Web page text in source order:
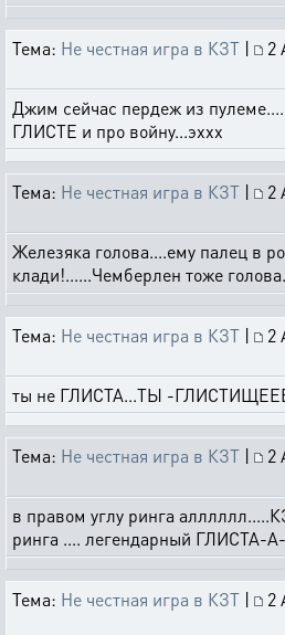
Тема: Не честная игра в КЗТ |
2
Джим сейчас пердеж из
ГЛИСТЕ и про войну...эххх
Тема: Не честная игра в КЗТ |
2
Железяка голова....ему палец в
клади!......Чемберлен тоже
Тема: Не честная игра в КЗТ |
2
ты не ГЛИСТА...ТЫ -
Тема: Не честная игра в КЗТ |
2
в правом углу ринга
ринга .... легендарный
Тема: Не честная игра в КЗТ |
2